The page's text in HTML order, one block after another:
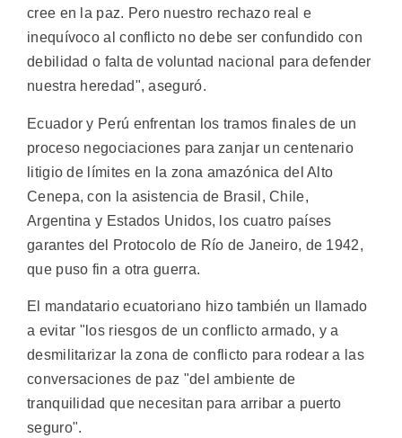
cree en la paz. Pero nuestro rechazo real e
inequívoco al conflicto no debe ser confundido con
debilidad o falta de voluntad nacional para defender
nuestra heredad", aseguró.
Ecuador y Perú enfrentan los tramos finales de un
proceso negociaciones para zanjar un centenario
litigio de límites en la zona amazónica del Alto
Cenepa, con la asistencia de Brasil, Chile,
Argentina y Estados Unidos, los cuatro países
garantes del Protocolo de Río de Janeiro, de 1942,
que puso fin a otra guerra.
El mandatario ecuatoriano hizo también un llamado
a evitar "los riesgos de un conflicto armado, y a
desmilitarizar la zona de conflicto para rodear a las
conversaciones de paz "del ambiente de
tranquilidad que necesitan para arribar a puerto
seguro".